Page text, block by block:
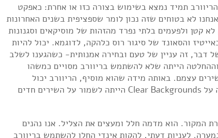
נוריה: "זה נושא לשיחה שלמה. באופן כללי אפשר לומר שהריוורב תמיד נמצא בשימוש בצורה כזו או אחרת‫: כאפקט
שיוצר עומק, וכמובן ככלי שנותן הרבה אופי למוסיקה, אז ‬אנחנו לא בטוחים שזה נכון לומר שספציפית בשנים האחרונות
הזה הוא חלק לא קטן ולפעמים בלתי נפרד מהזהות של מוסיקאים וסגנונות
והסאונד של סיגור רוס כלהקה, לדוגמא. יכול להיות
שהיום להקות מבליטות את האפקט הזה קצת יותר, בסופו של דבר, זה עניין של טעם ובחירה אמנותית- ‬כשהגענו לשלב
הייתה שלא להשתמש בריוורב מסויים כמשהו
עצמם. באותה מידה שהוא מוסיף, הריוורב יכול
לטשטש ולכסות על המוסיקה, ואחת המטרות שלנו בעבודה על Clear Backgrounds הייתה לשמור על השירים חדים
המקור. הוא מדמה חלל ומעצים את הצליל. אנו נהנים
לעניות דעתי, להקות אינדי החלו להשתמש בריוורב